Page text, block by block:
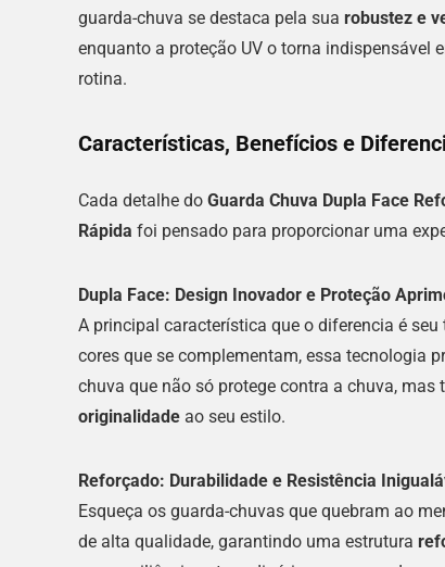
guarda-chuva se destaca pela sua robustez e
enquanto a proteção UV o torna indispensável
rotina.
Características, Benefícios e
Cada detalhe do Guarda Chuva Dupla Face
Rápida foi pensado para proporcionar uma
Dupla Face: Design Inovador e Proteção
A principal característica que o diferencia é
cores que se complementam, essa tecnologia
chuva que não só protege contra a chuva, mas
originalidade ao seu estilo.
Reforçado: Durabilidade e Resistência
Esqueça os guarda-chuvas que quebram ao
de alta qualidade, garantindo uma estrutura